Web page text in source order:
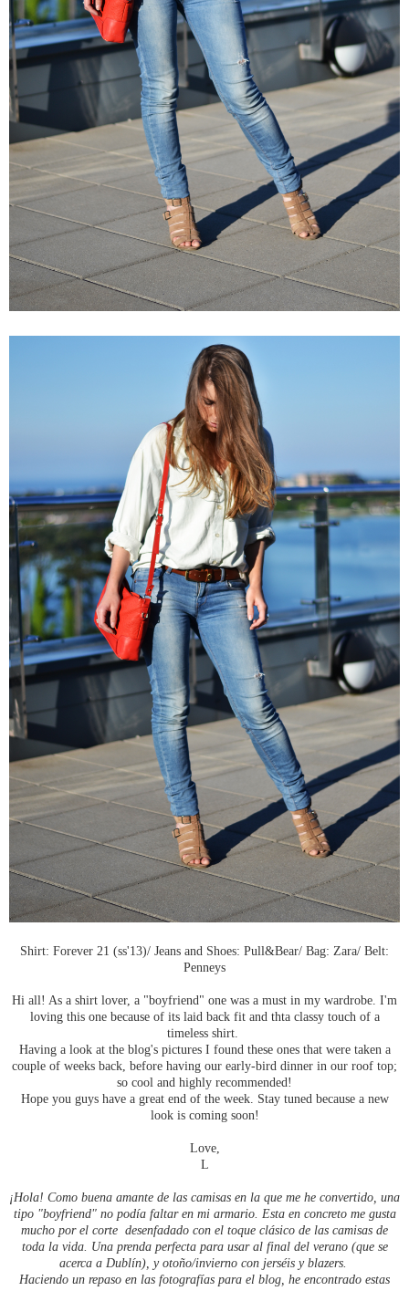
Shirt: Forever 21 (ss'13)/ Jeans and Shoes: Pull&Bear/ Bag: Zara/ Belt:
Penneys
Hi all! As a shirt lover, a "boyfriend" one was a must in my wardrobe. I'm
loving this one because of its laid back fit and thta classy touch of a
timeless shirt.
Having a look at the blog's pictures I found these ones that were taken a
couple of weeks back, before having our early-bird dinner in our roof top;
so cool and highly recommended!
Hope you guys have a great end of the week. Stay tuned because a new
look is coming soon!
Love,
L
¡Hola! Como buena amante de las camisas en la que me he convertido, una
tipo "boyfriend" no podía faltar en mi armario. Esta en concreto me gusta
mucho por el corte desenfadado con el toque clásico de las camisas de
toda la vida. Una prenda perfecta para usar al final del verano (que se
acerca a Dublín), y otoño/invierno con jerséis y blazers.
Haciendo un repaso en las fotografías para el blog, he encontrado estas